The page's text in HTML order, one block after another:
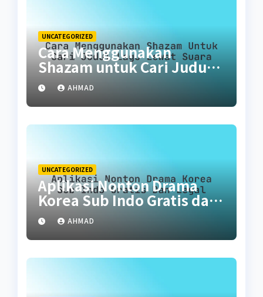
UNCATEGORIZED
Cara Menggunakan
Shazam untuk Cari Judul
Lagu Lewat Suara
AHMAD
UNCATEGORIZED
Aplikasi Nonton Drama
Korea Sub Indo Gratis dan
LegalAHMAD